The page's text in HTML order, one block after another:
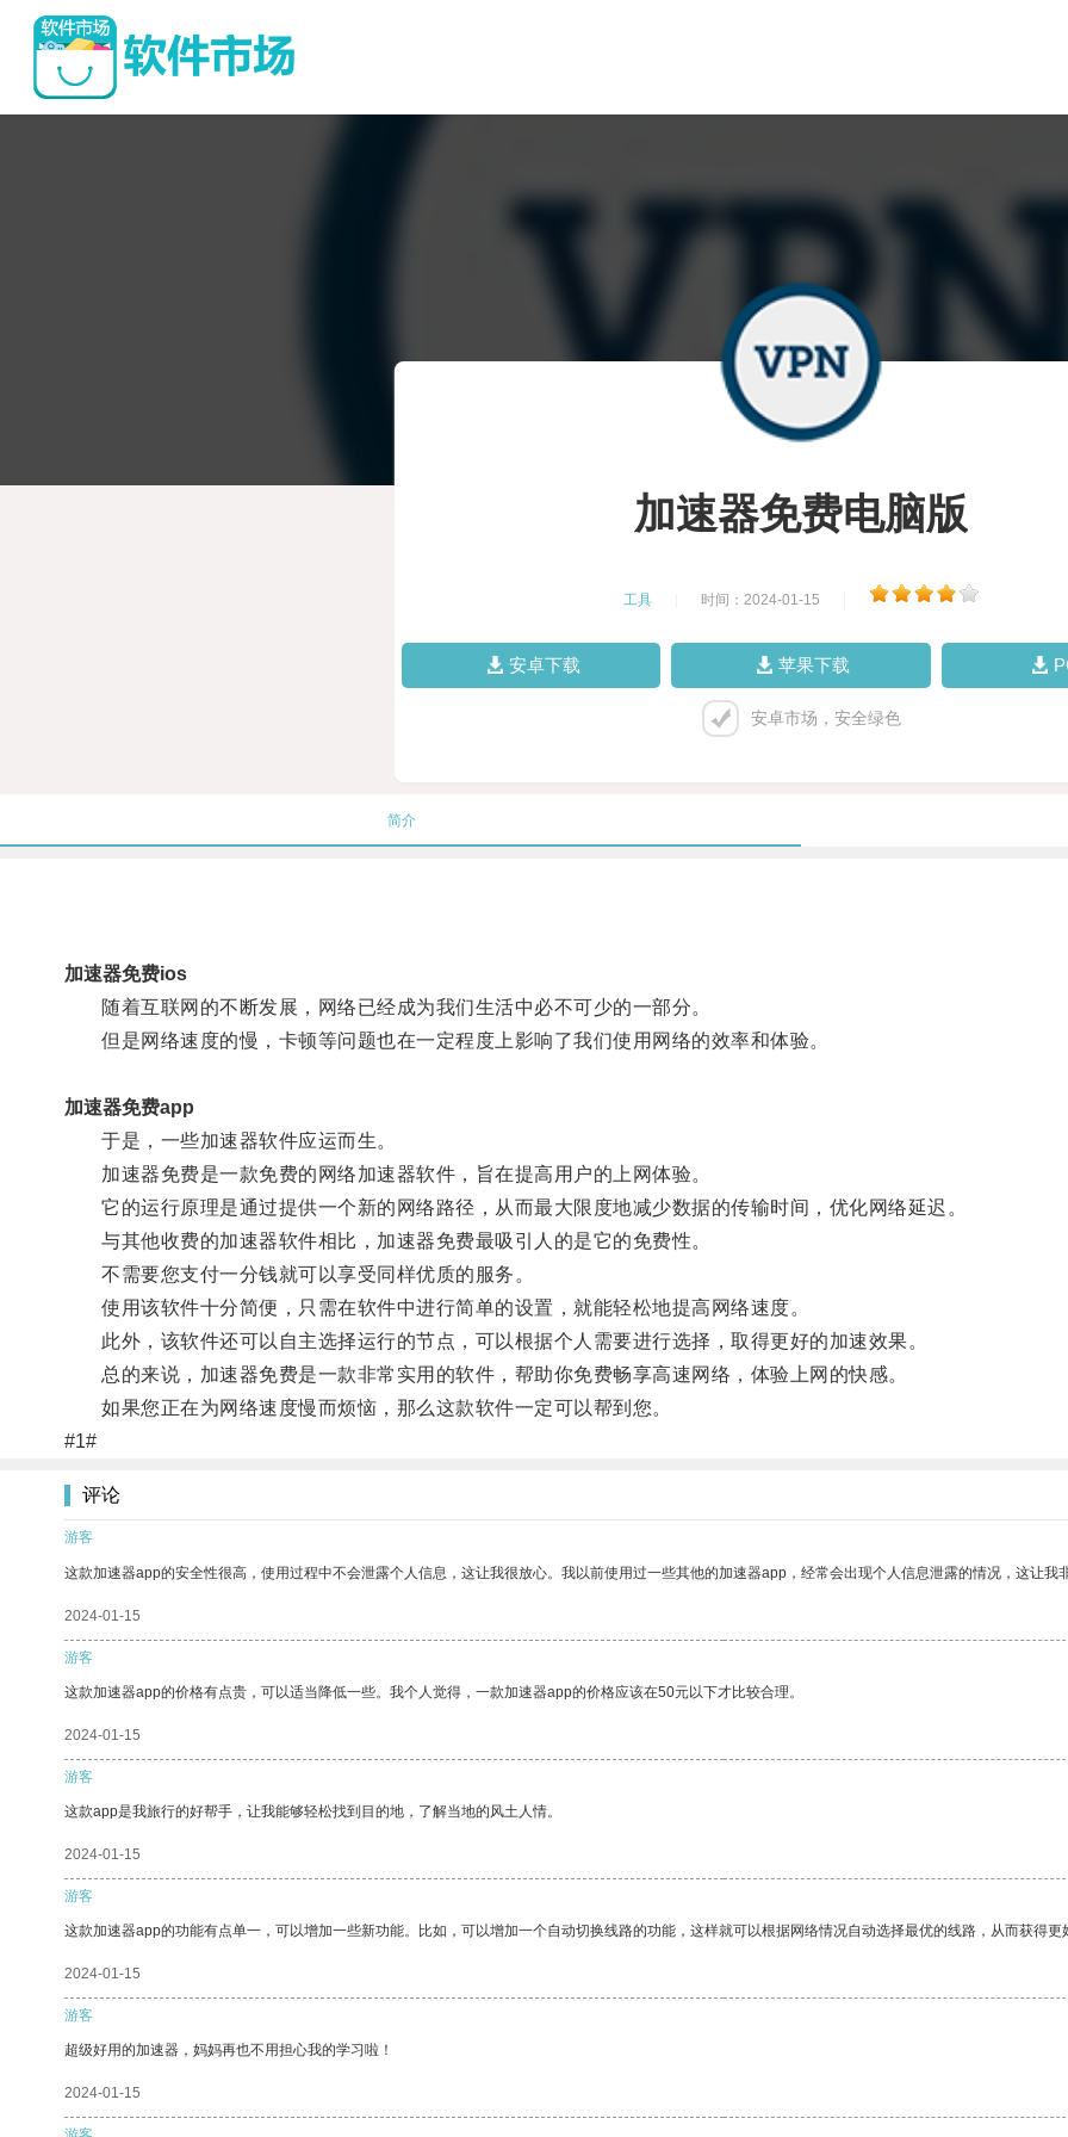
加速器免费电脑版
工具 时间：2024-01-15
安卓下载 苹果下载
安卓市场，安全绿色
简介
加速器免费ios
随着互联网的不断发展，网络已经成为我们生活中必不可少的一部分。
但是网络速度的慢，卡顿等问题也在一定程度上影响了我们使用网络的效率和体验。
加速器免费app
于是，一些加速器软件应运而生。
加速器免费是一款免费的网络加速器软件，旨在提高用户的上网体验。
它的运行原理是通过提供一个新的网络路径，从而最大限度地减少数据的传输时间，优化网络延迟。
与其他收费的加速器软件相比，加速器免费最吸引人的是它的免费性。
不需要您支付一分钱就可以享受同样优质的服务。
使用该软件十分简便，只需在软件中进行简单的设置，就能轻松地提高网络速度。
此外，该软件还可以自主选择运行的节点，可以根据个人需要进行选择，取得更好的加速效果。
总的来说，加速器免费是一款非常实用的软件，帮助你免费畅享高速网络，体验上网的快感。
如果您正在为网络速度慢而烦恼，那么这款软件一定可以帮到您。
#1#
评论
游客
这款加速器app的安全性很高，使用过程中不会泄露个人信息，这让我很放心。我以前使用过一些其他的加速器app，经常会出现个人信息泄露的情况，这让我
2024-01-15
游客
这款加速器app的价格有点贵，可以适当降低一些。我个人觉得，一款加速器app的价格应该在50元以下才比较合理。
2024-01-15
游客
这款app是我旅行的好帮手，让我能够轻松找到目的地，了解当地的风土人情。
2024-01-15
游客
这款加速器app的功能有点单一，可以增加一些新功能。比如，可以增加一个自动切换线路的功能，这样就可以根据网络情况自动选择最优的线路，从而获得更
2024-01-15
游客
超级好用的加速器，妈妈再也不用担心我的学习啦！
2024-01-15